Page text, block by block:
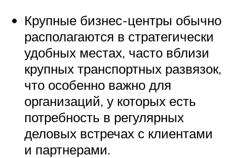
Крупные бизнес-центры обычно
располагаются в стратегически
удобных местах, часто вблизи
крупных транспортных развязок,
что особенно важно для
организаций, у которых есть
потребность в регулярных
деловых встречах с клиентами
и партнерами.